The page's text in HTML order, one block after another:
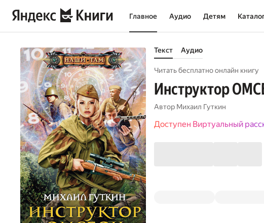
Главное Аудио Детям
Текст Аудио
Читать бесплатно онлайн книгу
Инструктор
Автор Михаил Гуткин
Доступен Виртуальный